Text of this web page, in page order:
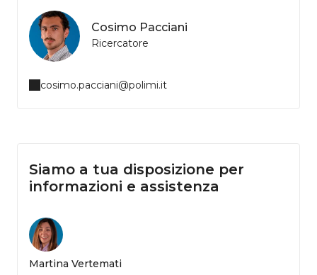
Cosimo Pacciani
Ricercatore
cosimo.pacciani@polimi.it
Siamo a tua disposizione per
informazioni e assistenza
Martina Vertemati